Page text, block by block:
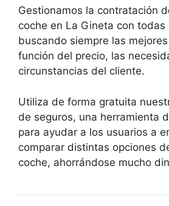
Gestionamos la contratación
coche en La Gineta con todas
buscando siempre las
función del precio, las
circunstancias del cliente.
Utiliza de forma gratuita
de seguros, una herramienta
para ayudar a los usuarios a
comparar distintas opciones
coche, ahorrándose mucho